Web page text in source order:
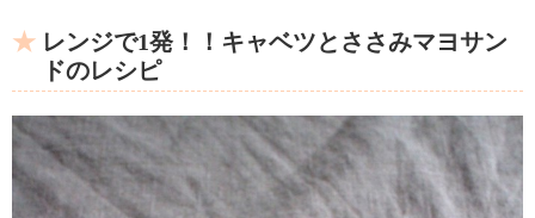
レンジで1発！！キャベツとささみマヨサン
ドのレシピ